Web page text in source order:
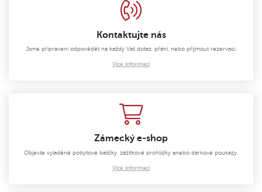
Kontaktujte nás
Jsme připraveni odpovědět na každý Váš dotaz, přání, nebo přijmout rezervaci.
Více informací
Zámecký e-shop
Objevte vyladěné pobytové balíčky, zážitkové prohlídky anebo dárkové poukazy.
Více informací